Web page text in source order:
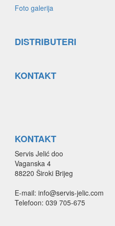
Foto galerija
DISTRIBUTERI
KONTAKT
KONTAKT
Servis Jelić doo
Vaganska 4
88220 Široki Brijeg
E-mail: info@servis-jelic.com
Telefoon: 039 705-675